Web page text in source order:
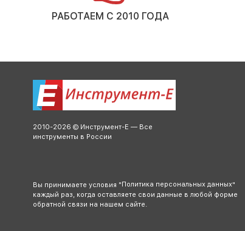
РАБОТАЕМ С 2010 ГОДА
2010-2026 © Инструмент-Е — Все
инструменты в России
Вы принимаете условия "Политика персональных данных"
каждый раз, когда оставляете свои данные в любой форме
обратной связи на нашем сайте.